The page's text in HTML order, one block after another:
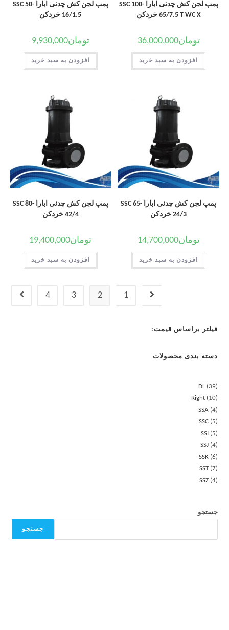
پمپ لجن کش چدنی ابارا SSC 100-
65/7.5 T WC X خردکن
تومان36,000,000
افزودن به سبد خرید
پمپ لجن کش چدنی ابارا SSC 50-
16/1.5 خردکن
تومان9,930,000
افزودن به سبد خرید
پمپ لجن کش چدنی ابارا SSC 65-
24/3 خردکن
تومان14,700,000
افزودن به سبد خرید
پمپ لجن کش چدنی ابارا SSC 80-
42/4 خردکن
تومان19,400,000
افزودن به سبد خرید
1
2
3
4
فیلتر براساس قیمت:
دسته بندی محصولات
DL 39
Right
10
SSA 4
SSC
5
SSI
5
SSJ 4
SSK 6
SST 7
SSZ 4
جستجو
جستجو